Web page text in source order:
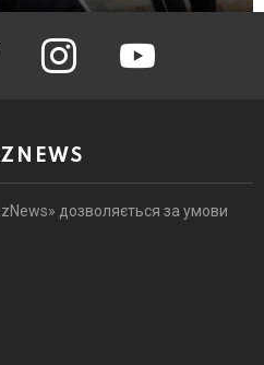
instagram youtube
дозволяється за умови